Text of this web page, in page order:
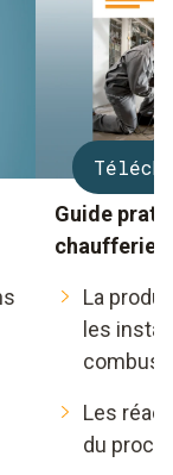
Guide
chaufferies
La
les
Les
du